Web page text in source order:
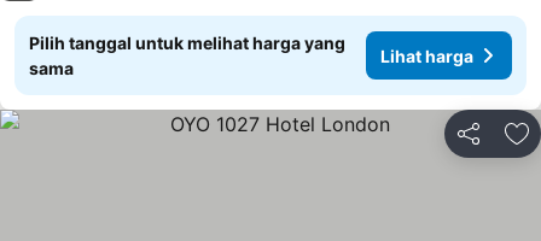
Pilih tanggal untuk melihat harga yang
sama
Lihat harga
Bagikan